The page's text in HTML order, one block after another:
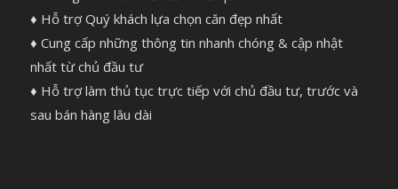
♦ Hỗ trợ Quý khách lựa chọn căn đẹp nhất
♦ Cung cấp những thông tin nhanh chóng & cập nhật
nhất từ chủ đầu tư
♦ Hỗ trợ làm thủ tục trực tiếp với chủ đầu tư, trước và
sau bán hàng lâu dài